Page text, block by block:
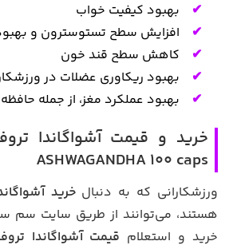
بهبود کیفیت خواب
افزایش سطح تستوسترون و
کاهش سطح قند خون
بهبود ریکاوری عضلات در
بهبود عملکرد مغز، از جمله حافظه
ASHWAGANDHA 100 caps
ورزشکارانی که به دنبالخرید
هستند، می‌توانند از طریق سایت
خرید و استعلام قیمت آشواگاندا